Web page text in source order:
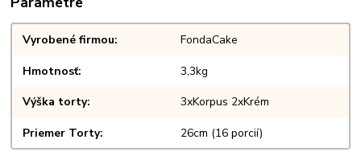
Vyrobené firmou FondaCake
Hmotnosť 3,3kg
Výška torty 3xKorpus 2xKrém
Priemer Torty 26cm (16 porcií)